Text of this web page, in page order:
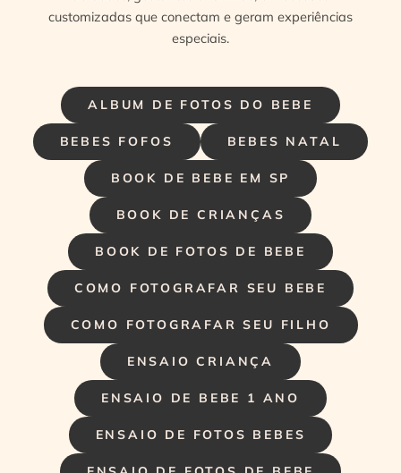
ALBUM DE FOTOS DO BEBE
BEBES FOFOS BEBES NATAL
BOOK DE BEBE EM SP
BOOK DE CRIANÇAS
BOOK DE FOTOS DE BEBE
COMO FOTOGRAFAR SEU BEBE
COMO FOTOGRAFAR SEU FILHO
ENSAIO CRIANÇA
ENSAIO DE BEBE 1 ANO
ENSAIO DE FOTOS BEBES
customizadas que conectam e geram experiências
especiais.